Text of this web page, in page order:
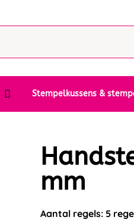
Stempelkussens &
mm
Aantal regels: 5